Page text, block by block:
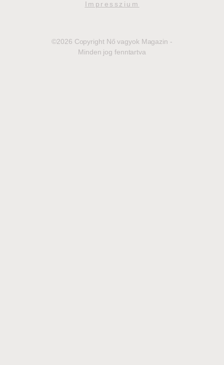
Impresszium
©2026 Copyright Nő vagyok Magazin -
Minden jog fenntartva